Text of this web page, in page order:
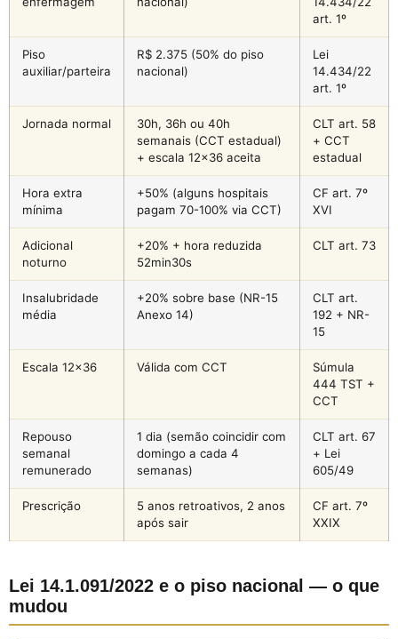
art. 1º
Piso
auxiliar/parteira
R$ 2.375 (50% do piso
nacional)
Lei
14.434/22
art. 1º
Jornada normal
30h, 36h ou 40h
semanais (CCT estadual)
+ escala 12×36 aceita
CLT art. 58
+ CCT
estadual
Hora extra
mínima
+50% (alguns hospitais
pagam 70-100% via CCT)
CF art. 7º
XVI
Adicional
noturno
+20% + hora reduzida
52min30s
CLT art. 73
Insalubridade
média
+20% sobre base (NR-15
Anexo 14)
CLT art.
192 + NR-
15
Escala 12×36 Válida com CCT
Súmula
444 TST +
CCT
Repouso
semanal
remunerado
1 dia (semão coincidir com
domingo a cada 4
semanas)
CLT art. 67
+ Lei
605/49
Prescrição
5 anos retroativos, 2 anos
após sair
CF art. 7º
XXIX
Lei 14.1.091/2022 e o piso nacional — o que
mudou